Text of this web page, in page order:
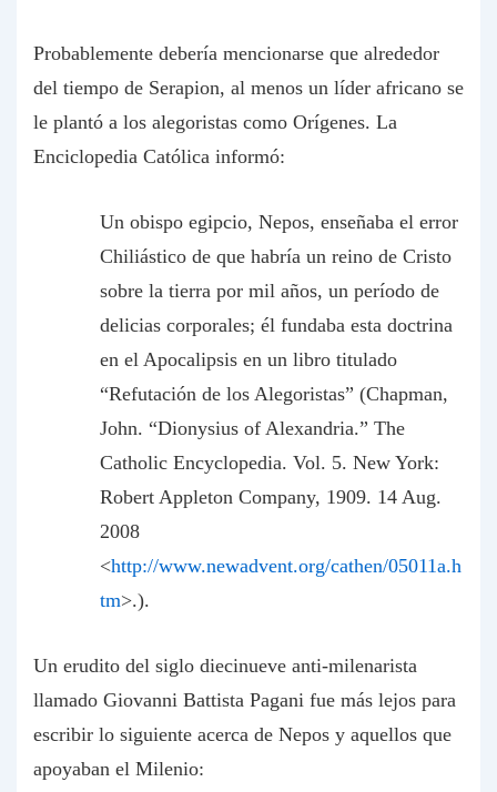
Probablemente debería mencionarse que alrededor
del tiempo de Serapion, al menos un líder africano se
le plantó a los alegoristas como Orígenes. La
Enciclopedia Católica informó:
Un obispo egipcio, Nepos, enseñaba el error
Chiliástico de que habría un reino de Cristo
sobre la tierra por mil años, un período de
delicias corporales; él fundaba esta doctrina
en el Apocalipsis en un libro titulado
“Refutación de los Alegoristas” (Chapman,
John. “Dionysius of Alexandria.” The
Catholic Encyclopedia. Vol. 5. New York:
Robert Appleton Company, 1909. 14 Aug.
2008
<http://www.newadvent.org/cathen/05011a.h
tm>.).
Un erudito del siglo diecinueve anti-milenarista
llamado Giovanni Battista Pagani fue más lejos para
escribir lo siguiente acerca de Nepos y aquellos que
apoyaban el Milenio: